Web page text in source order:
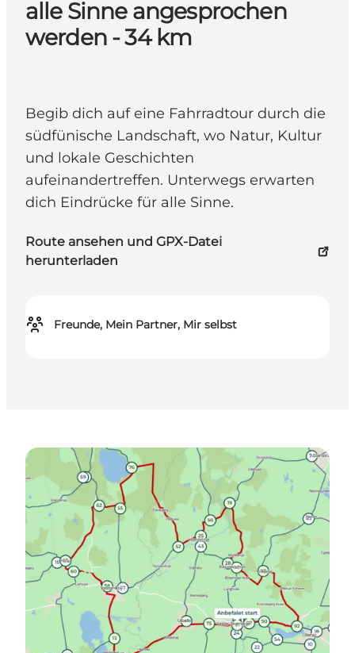
alle Sinne angesprochen
werden - 34 km
Begib dich auf eine Fahrradtour durch die
südfünische Landschaft, wo Natur, Kultur
und lokale Geschichten
aufeinandertreffen. Unterwegs erwarten
dich Eindrücke für alle Sinne.
Route ansehen und GPX-Datei
herunterladen
Freunde, Mein Partner, Mir selbst